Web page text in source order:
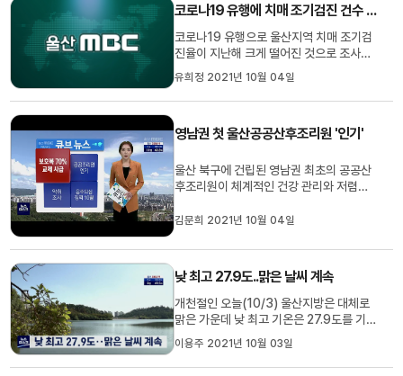
온 분포가 예상됩니다. 울산기상대는 내일
한차례 기온이 떨어지겠...
코로나19 유행에 치매 조기검진 건수 감소.. 환자 관리 공백 우려
코로나19 유행으로 울산지역 치매 조기검
진율이 지난해 크게 떨어진 것으로 조사됐
습니다. 국회 보건복지위원회 남인순 의원
국감자료를 보면 울산지역 치매안심센터는
지난해 만 60세 이상 인구를 대상으로 한
년도보다 검사 건수가 58% 줄어들었습니
유희정 2021년 10월 04일
영남권 첫 울산공공산후조리원 '인기'
울산 북구에 건립된 영남권 최초의 공공산
후조리원이 체계적인 건강 관리와 저렴한
일 기준 5달 전부터 예약할 수 있는이 산후
춘 신생아실과산모를 위한 다양한 복합공
간이 입소문을 타며내년 1월까지 예약이
다 찬 것으로 알려졌습니다. /...
김문희 2021년 10월 04일
낮 최고 27.9도..맑은 날씨 계속
개천절인 오늘(10/3) 울산지방은 대체로
맑은 가운데 낮 최고 기온은 27.9도를 기록
했습니다. 대체공휴일인 내일(10/4)은 구
름 많은 날씨를 보이겠으며 기온은 18도에
서 28도가 예상됩니다. 기상대는 이번주
이용주 2021년 10월 03일